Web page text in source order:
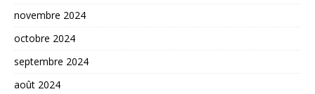
novembre 2024
octobre 2024
septembre 2024
août 2024